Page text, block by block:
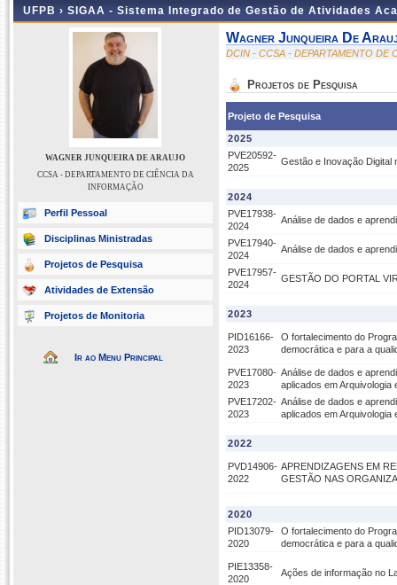
UFPB › SIGAA - Sistema Integrado de Gestão de Atividades
WAGNER JUNQUEIRA DE ARAUJO
CCSA - DEPARTAMENTO DE CIÊNCIA DA
INFORMAÇÃO
Perfil Pessoal
Disciplinas Ministradas
Projetos de Pesquisa
Atividades de Extensão
Projetos de Monitoria
Ir ao Menu Principal
Wagner Junqueira De
DCIN - CCSA - DEPARTAMENTO DE
Projetos de Pesquisa
Projeto de Pesquisa
2025
PVE20592-
2025
Gestão e Inovação Digital
2024
PVE17938-
2024
Análise de dados e
PVE17940-
2024
Análise de dados e
PVE17957-
2024
GESTÃO DO PORTAL
2023
PID16166-
2023
O fortalecimento do
democrática e para a
PVE17080-
2023
Análise de dados e
aplicados em Arquivologia
PVE17202-
2023
Análise de dados e
aplicados em Arquivologia
2022
PVD14906-
2022
APRENDIZAGENS EM
GESTÃO NAS
2020
PID13079-
2020
O fortalecimento do
democrática e para a
PIE13358-
2020
Ações de informação no